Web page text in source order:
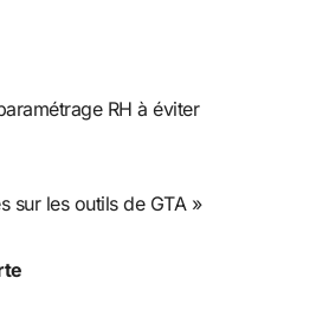
RH à éviter
sur les outils de GTA »